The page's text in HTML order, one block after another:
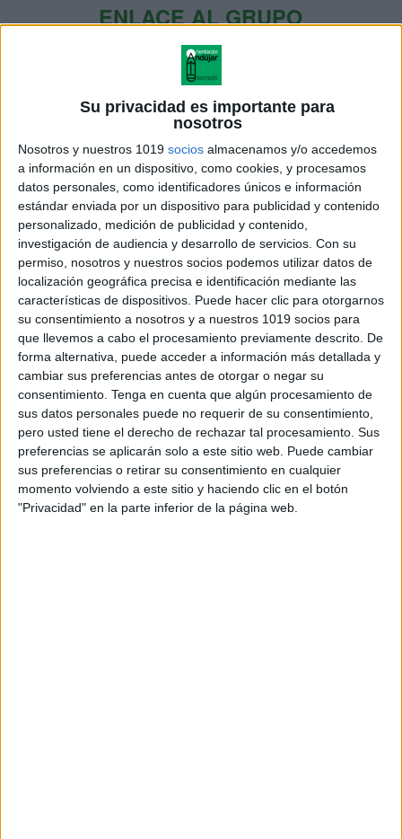
Su privacidad es importante para
nosotros
Nosotros y nuestros 1019 socios almacenamos y/o accedemos
a información en un dispositivo, como cookies, y procesamos
datos personales, como identificadores únicos e información
estándar enviada por un dispositivo para publicidad y contenido
personalizado, medición de publicidad y contenido,
investigación de audiencia y desarrollo de servicios. Con su
permiso, nosotros y nuestros socios podemos utilizar datos de
localización geográfica precisa e identificación mediante las
características de dispositivos. Puede hacer clic para otorgarnos
su consentimiento a nosotros y a nuestros 1019 socios para
que llevemos a cabo el procesamiento previamente descrito. De
forma alternativa, puede acceder a información más detallada y
cambiar sus preferencias antes de otorgar o negar su
consentimiento. Tenga en cuenta que algún procesamiento de
sus datos personales puede no requerir de su consentimiento,
pero usted tiene el derecho de rechazar tal procesamiento. Sus
preferencias se aplicarán solo a este sitio web. Puede cambiar
sus preferencias o retirar su consentimiento en cualquier
momento volviendo a este sitio y haciendo clic en el botón
"Privacidad" en la parte inferior de la página web.
ENLACE AL GRUPO
DESCARGA MÁS ABAJO EL
RECURSO EN PDF